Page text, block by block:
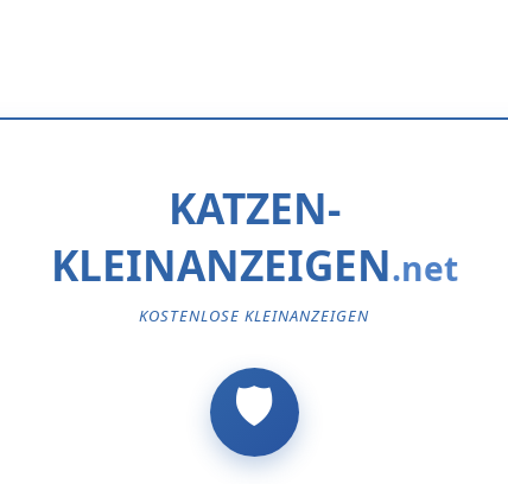
KATZEN-
KLEINANZEIGEN
KOSTENLOSE KLEINANZEIGEN